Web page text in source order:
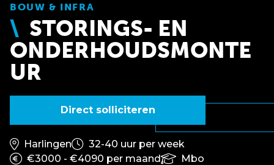
BOUW & INFRA
STORINGS- EN
ONDERHOUDSMONTE
UR
Direct solliciteren
Harlingen
32-40 uur per week
€3000 - €4090 per maand
Mbo